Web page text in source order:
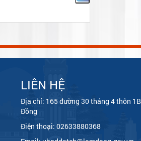
LIÊN HỆ
Địa chỉ: 165 đường 30 tháng 4 thôn
Đồng
Điện thoại: 02633880368